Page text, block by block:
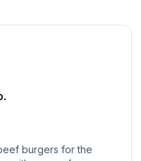
burgers for the